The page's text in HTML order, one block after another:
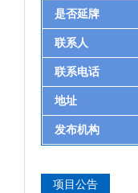
是否延牌
联系人
联系电话
地址
发布机构
项目公告